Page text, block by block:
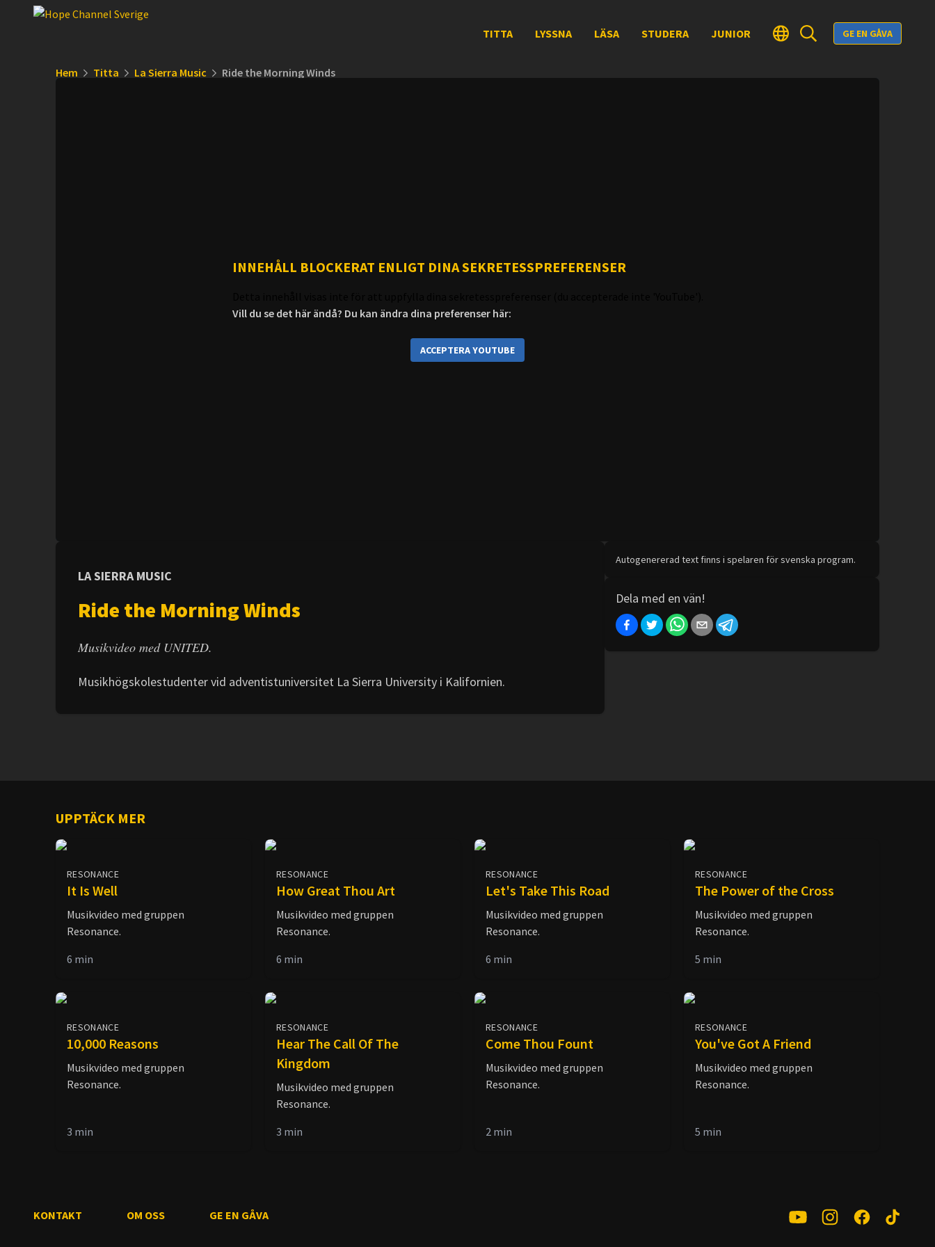
TITTA LYSSNA LÄSA STUDERA JUNIOR GE EN GÅVA
Hem Titta La Sierra Music Ride the Morning Winds
INNEHÅLL BLOCKERAT ENLIGT DINA SEKRETESSPREFERENSER
Vill du se det här ändå? Du kan ändra dina preferenser här:
ACCEPTERA YOUTUBE
LA SIERRA MUSIC
Ride the Morning Winds
Musikvideo med UNITED.
Musikhögskolestudenter vid adventistuniversitet La Sierra University i Kalifornien.
Autogenererad text finns i spelaren för svenska program.
Dela med en vän!
UPPTÄCK MER
RESONANCE
It Is Well
Musikvideo med gruppen
Resonance.
6 min
RESONANCE
How Great Thou Art
Musikvideo med gruppen
Resonance.
6 min
RESONANCE
Let's Take This Road
Musikvideo med gruppen
Resonance.
6 min
RESONANCE
The Power of the Cross
Musikvideo med gruppen
Resonance.
5 min
RESONANCE
10,000 Reasons
Musikvideo med gruppen
Resonance.
3 min
RESONANCE
Hear The Call Of The
Kingdom
Musikvideo med gruppen
Resonance.
3 min
RESONANCE
Come Thou Fount
Musikvideo med gruppen
Resonance.
2 min
RESONANCE
You've Got A Friend
Musikvideo med gruppen
Resonance.
5 min
KONTAKT OM OSS GE EN GÅVA